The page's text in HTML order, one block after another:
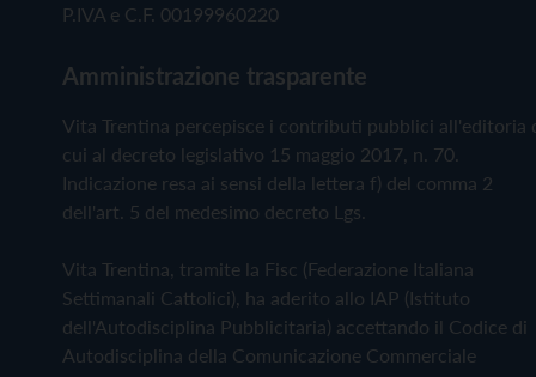
P.IVA e C.F. 00199960220
Amministrazione trasparente
Vita Trentina percepisce i contributi pubblici all'editoria
cui al decreto legislativo 15 maggio 2017, n. 70.
Indicazione resa ai sensi della lettera f) del comma 2
dell'art. 5 del medesimo decreto Lgs.
Vita Trentina, tramite la Fisc (Federazione Italiana
Settimanali Cattolici), ha aderito allo IAP (Istituto
dell'Autodisciplina Pubblicitaria) accettando il Codice di
Autodisciplina della Comunicazione Commerciale